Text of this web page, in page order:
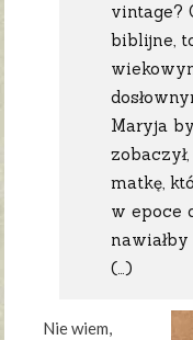
vintage?
biblijne,
Maryja
matkę,
w epoce
nawiałby
(…)
Nie wiem,